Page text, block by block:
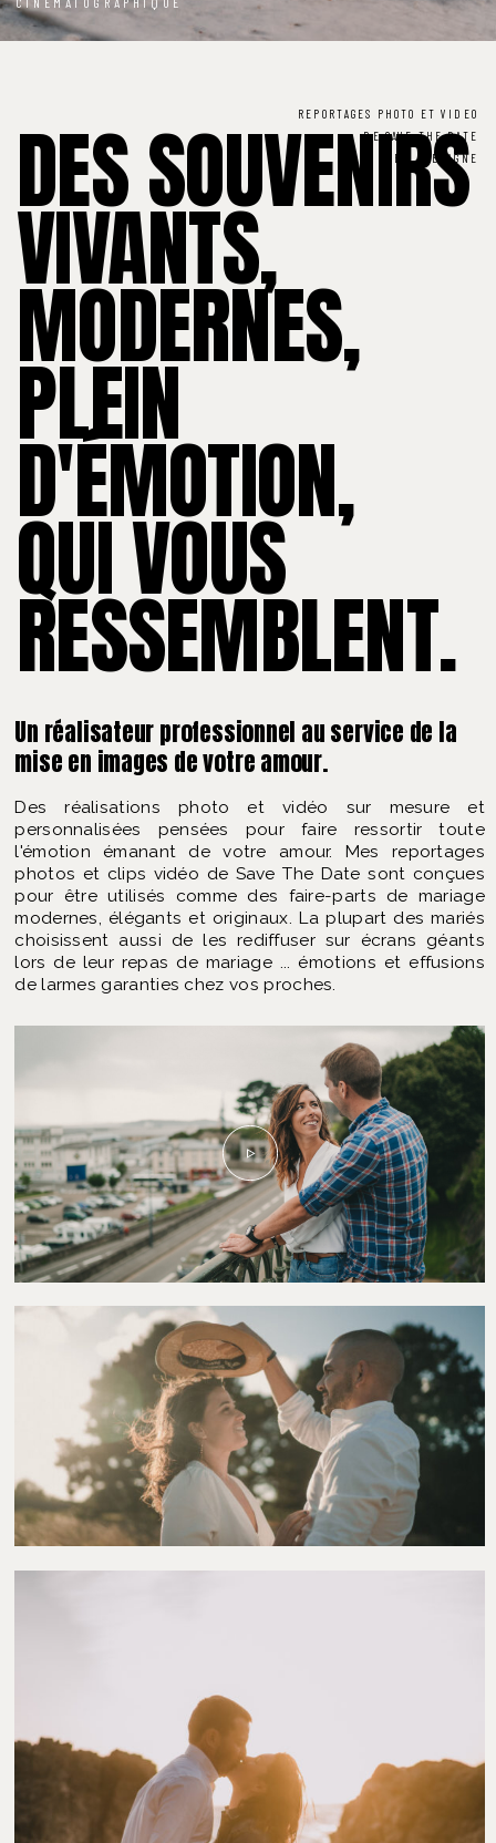
DES SOUVENIRS
VIVANTS,
MODERNES,
PLEIN
D'ÉMOTION,
QUI VOUS
RESSEMBLENT.
REPORTAGES PHOTO ET VIDEO
DE SAVE THE DATE
EN BRETAGNE
Un réalisateur professionnel au service de la
mise en images de votre amour.
Des réalisations photo et vidéo sur mesure et
personnalisées pensées pour faire ressortir toute
l'émotion émanant de votre amour. Mes reportages
photos et clips vidéo de Save The Date sont conçues
pour être utilisés comme des faire-parts de mariage
modernes, élégants et originaux. La plupart des mariés
choisissent aussi de les rediffuser sur écrans géants
lors de leur repas de mariage ... émotions et effusions
de larmes garanties chez vos proches.